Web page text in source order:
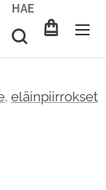
HAE
, eläinpiirrokset